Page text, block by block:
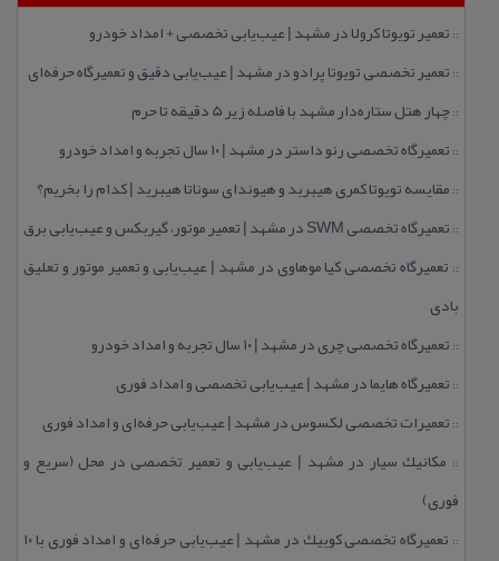
:: تعمیر تویوتا كرولا در مشهد | عیب‌یابی تخصصی + امداد خودرو
:: تعمیر تخصصی تویوتا پرادو در مشهد | عیب‌یابی دقیق و تعمیرگاه حرفه‌ای
::چهار هتل‌ ستاره‌دار مشهد با فاصله زیر 5 دقیقه تا حرم
:: تعمیرگاه تخصصی رنو داستر در مشهد | ۱۰ سال تجربه و امداد خودرو
:: مقایسه تویوتا كمری هیبرید و هیوندای سوناتا هیبرید | كدام را بخریم؟
:: تعمیرگاه تخصصی SWM در مشهد | تعمیر موتور، گیربكس و عیب‌یابی برق
:: تعمیرگاه تخصصی كیا موهاوی در مشهد | عیب‌یابی و تعمیر موتور و تعلیق
بادی
:: تعمیرگاه تخصصی چری در مشهد | ۱۰ سال تجربه و امداد خودرو
:: تعمیرگاه هایما در مشهد | عیب‌یابی تخصصی و امداد فوری
:: تعمیرات تخصصی لكسوس در مشهد | عیب‌یابی حرفه‌ای و امداد فوری
:: مكانیك سیار در مشهد | عیب‌یابی و تعمیر تخصصی در محل (سریع و
فوری)
::
تعمیرگاه تخصصی كوییك در مشهد | عیب‌یابی حرفه‌ای و امداد فوری با ۱۰